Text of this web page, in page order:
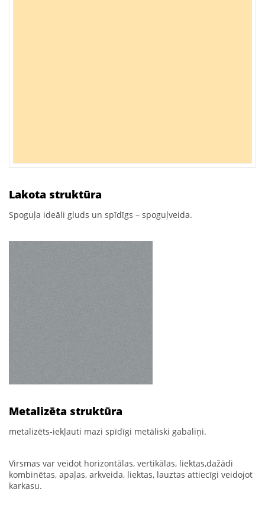
Lakota struktūra
Spoguļa ideāli gluds un spīdīgs – spoguļveida.
Metalizēta struktūra
metalizēts-iekļauti mazi spīdīgi metāliski gabaliņi.
Virsmas var veidot horizontālas, vertikālas, liektas,dažādi
kombinētas, apaļas, arkveida, liektas, lauztas attiecīgi veidojot
karkasu.